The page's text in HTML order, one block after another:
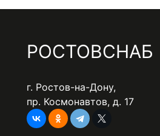
РОСТОВСНАБ
г. Ростов-на-Дону,
пр. Космонавтов, д. 17